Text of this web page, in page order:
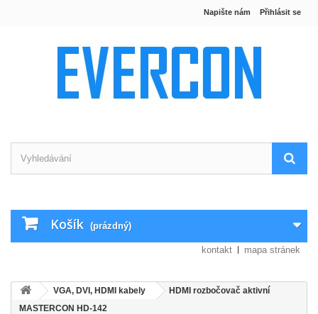
Přihlásit se
Napište nám
Košík (prázdný)
kontakt mapa stránek
VGA, DVI, HDMI kabely
HDMI rozbočovač aktivní
MASTERCON HD-142